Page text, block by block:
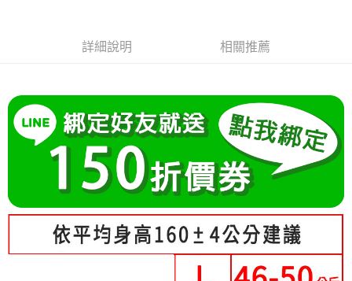
1.本服務由台灣大哥大提供，台灣大哥大用戶可立即使用無須另外申請。
3.實際核准額度、可分期數及費用金額請依後續交易確認頁面所載為準。
4.訂單成立30分鐘內，如未前往確認交易或遇審核未通過，訂單將自動取
消。如遇「轉專審核」未通過狀況，表示未達大哥付你分期系統評分，恕無
法說明評估內容。
【繳款方式說明】
1.分期款項不併入電信帳單，「大哥付你分期」於每月結算日後寄送繳費提
2.透過簡訊連結打開帳單後，可選擇「超商條碼／台灣大直營門市／銀行轉
帳／街口支付／iPASS MONEY」等通路繳費。
【注意事項】
用戶於交易時，得透過本服務購買商品或服務，並由商店將買賣／分期付款
AFTEE先享後付
AFTEE先享後付是「在收到商品之後才付款」的支付方式。 讓您購物簡單
便利好安心！
１．簡單：不需註冊會員、不需綁卡、不需儲值。
２．便利：只要手機號碼，簡訊認證，即可結帳。
３．安心：先確認商品／服務後，再付款。
【「AFTEE先享後付」結帳流程】
１．於結帳方式選擇「AFTEE先享後付」後，將跳轉至「AFTEE先享後付」
結帳頁面，進行簡訊認證並確認金額後，即可完成結帳。
２．訂單成立數日內，您將收到繳費通知簡訊。
３．收到繳費通知簡訊後14天內，點擊此簡訊中的連結，可透過四大超商／
ATM／網路銀行／等多元方式進行付款，方視為交易完成。
※ 請注意：結帳手續完成當下不需立刻繳費，但若您需要取消訂單，請聯絡
Hami Point
相關說明
「Hami Point」為中華電信所提供之點數服務，可於會員專區綁定中華電信
會員帳號後，即可在購物車使用 Hami Point 折抵消費金額 (1點等於1元)。
ATM付款
全家付款取貨
每筆NT$80，滿NT$699(含以上)免運費
詳細說明 相關推薦